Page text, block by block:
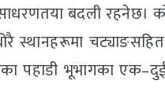
बदली रहनेछ।
स्थानहरूमा
पहाडी भूभागका एक–दुई